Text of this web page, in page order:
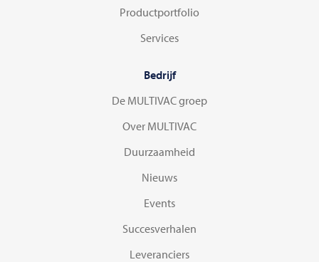
Productportfolio
Services
Bedrijf
De MULTIVAC groep
Over MULTIVAC
Duurzaamheid
Nieuws
Events
Succesverhalen
Leveranciers